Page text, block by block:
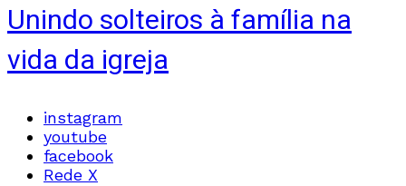
Unindo solteiros à família na
vida da igreja
instagram
youtube
facebook
Rede X